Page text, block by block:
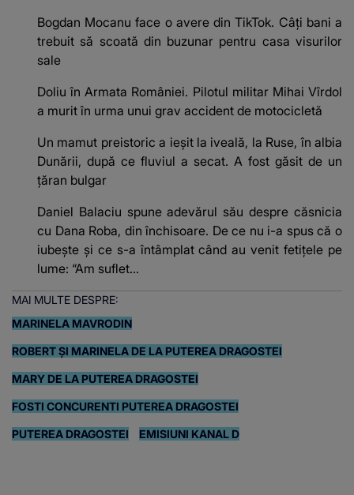
Bogdan Mocanu face o avere din TikTok. Câți bani a
trebuit să scoată din buzunar pentru casa visurilor
sale
Doliu în Armata României. Pilotul militar Mihai Vîrdol
a murit în urma unui grav accident de motocicletă
Un mamut preistoric a ieșit la iveală, la Ruse, în albia
Dunării, după ce fluviul a secat. A fost găsit de un
țăran bulgar
Daniel Balaciu spune adevărul său despre căsnicia
cu Dana Roba, din închisoare. De ce nu i-a spus că o
iubește și ce s-a întâmplat când au venit fetițele pe
lume: “Am suflet...
MAI MULTE DESPRE:
MARINELA MAVRODIN
ROBERT ȘI MARINELA DE LA PUTEREA DRAGOSTEI
MARY DE LA PUTEREA DRAGOSTEI
FOSTI CONCURENTI PUTEREA DRAGOSTEI
PUTEREA DRAGOSTEI EMISIUNI KANAL D